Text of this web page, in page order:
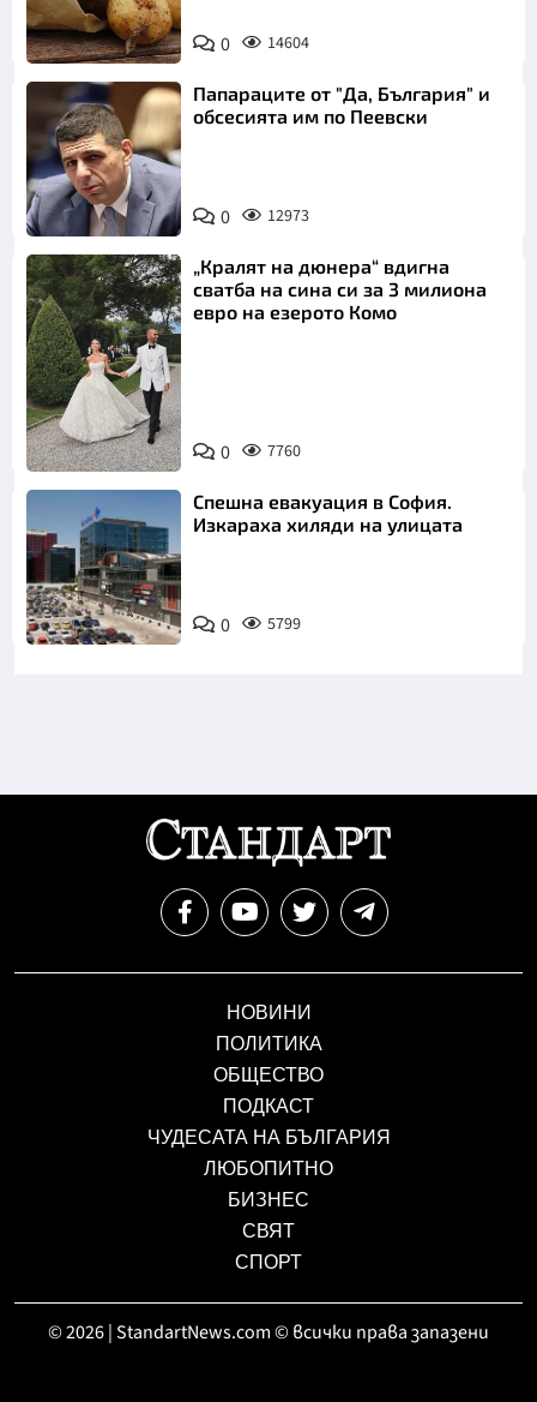
Снимка:
Пиксабей
0 14604
Папараците от "Да, България" и
обсесията им по Пеевски
0 12973
Снимка:
Инстаграм
„Кралят на дюнера“ вдигна
сватба на сина си за 3 милиона
евро на езерото Комо
0 7760
Спешна евакуация в София.
Изкараха хиляди на улицата
0 5799
НОВИНИ
ПОЛИТИКА
ОБЩЕСТВО
ПОДКАСТ
ЧУДЕСАТА НА БЪЛГАРИЯ
ЛЮБОПИТНО
БИЗНЕС
СВЯТ
СПОРТ
© 2026 | StandartNews.com © всички права запазени